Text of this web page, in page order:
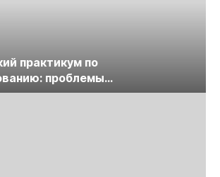
практикум по
проблемы
цифровизации, экспертизы